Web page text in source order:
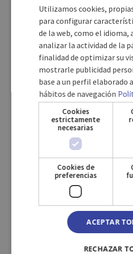
SUITE
Chambre spacieuse de 60m2,
coloniale et lit King size ou
SERVICIOS DE LA
Utilizamos cookies,
para configurar
de la web, como el idioma,
analizar la actividad de la
finalidad de optimizar su
mostrarle publicidad
base a un perfil elaborado
hábitos de navegación
Cookies
estrictamente
necesarias
Cookies de
preferencias
ACEPTAR
RECHAZAR